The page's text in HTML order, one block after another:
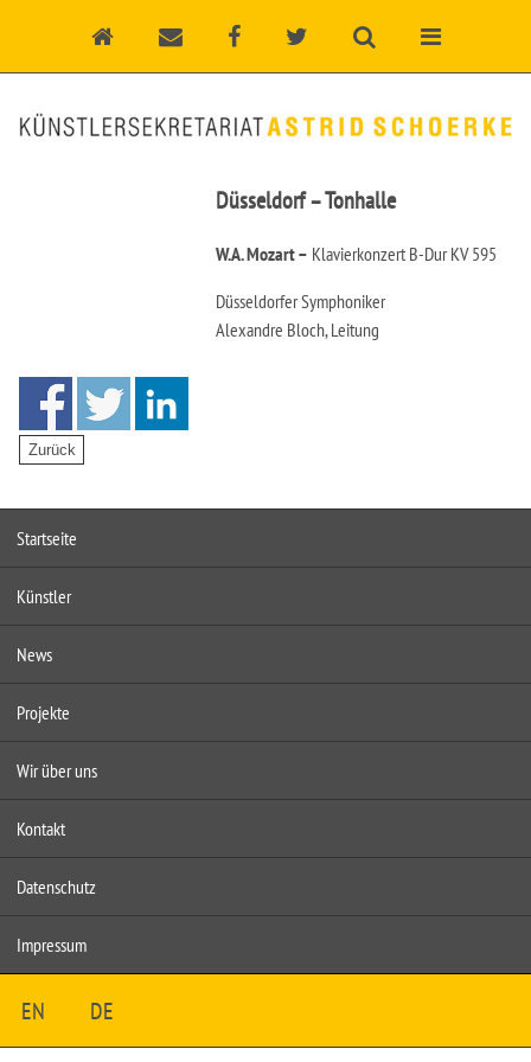
Düsseldorf – Tonhalle
W.A. Mozart – Klavierkonzert B-Dur KV 595
Düsseldorfer Symphoniker
Alexandre Bloch, Leitung
Startseite
Künstler
News
Projekte
Wir über uns
Kontakt
Datenschutz
Impressum
EN DE